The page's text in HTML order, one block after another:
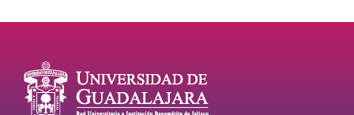
Enlaces de interés
Información del
portal